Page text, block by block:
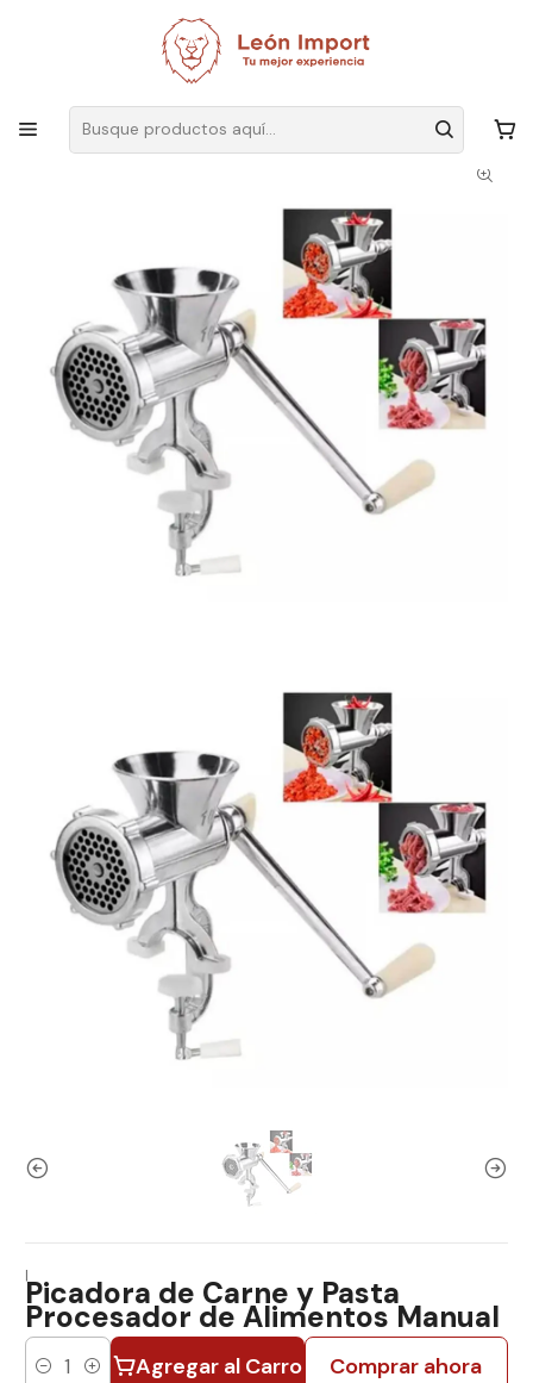
Envíos GRATIS
Cocina Utensilios
Picadora de Carne y Pasta Procesador de Alimentos Manual
|Picadora de Carne y Pasta
Procesador de Alimentos Manual
Cantidad Agregar al Carro Comprar ahora